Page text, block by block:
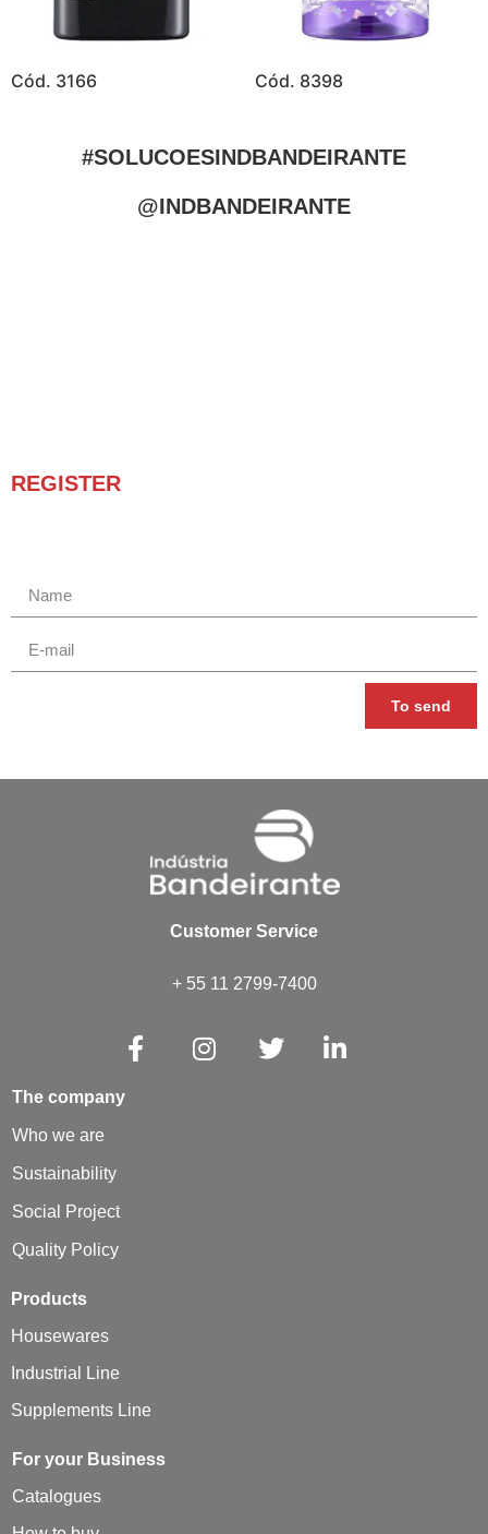
Cód. 3166 Cód. 8398
#SOLUCOESINDBANDEIRANTE
@INDBANDEIRANTE
REGISTER
To send
Customer Service
+ 55 11 2799-7400
The company
Who we are
Sustainability
Social Project
Quality Policy
Products
Housewares
Industrial Line
Supplements Line
For your Business
Catalogues